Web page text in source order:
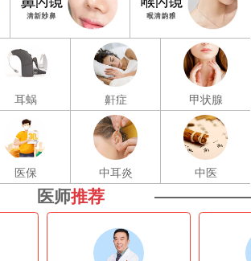
耳蜗 鼾症 甲状腺
医保 中耳炎 中医
医师推荐